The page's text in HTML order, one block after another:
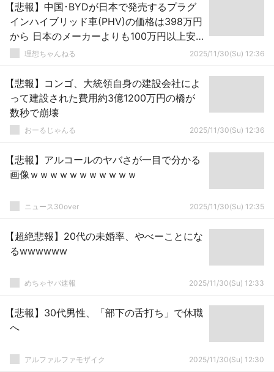
【悲報】中国･BYDが日本で発売するプラグ
インハイブリッド車(PHV)の価格は398万円
から 日本のメーカーよりも100万円以上安
い 理想ちゃんねる 2025/11/30(Su) 12:36
【悲報】コンゴ、大統領自身の建設会社によ
って建設された費用約3億1200万円の橋が
数秒で崩壊
おーるじゃんる 2025/11/30(Su) 12:36
【悲報】アルコールのヤバさが一目で分かる
画像ｗｗｗｗｗｗｗｗｗｗｗ
ニュース30over 2025/11/30(Su) 12:35
【超絶悲報】20代の未婚率、やべーことにな
るwwwwww
めちゃヤバ速報 2025/11/30(Su) 12:33
【悲報】30代男性、「部下の舌打ち」で休職
へ
アルファルファモザイク 2025/11/30(Su) 12:30